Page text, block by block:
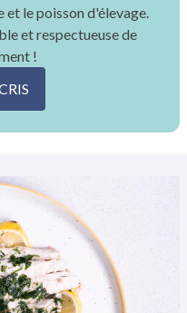
le poisson d'élevage.
et respectueuse de
!